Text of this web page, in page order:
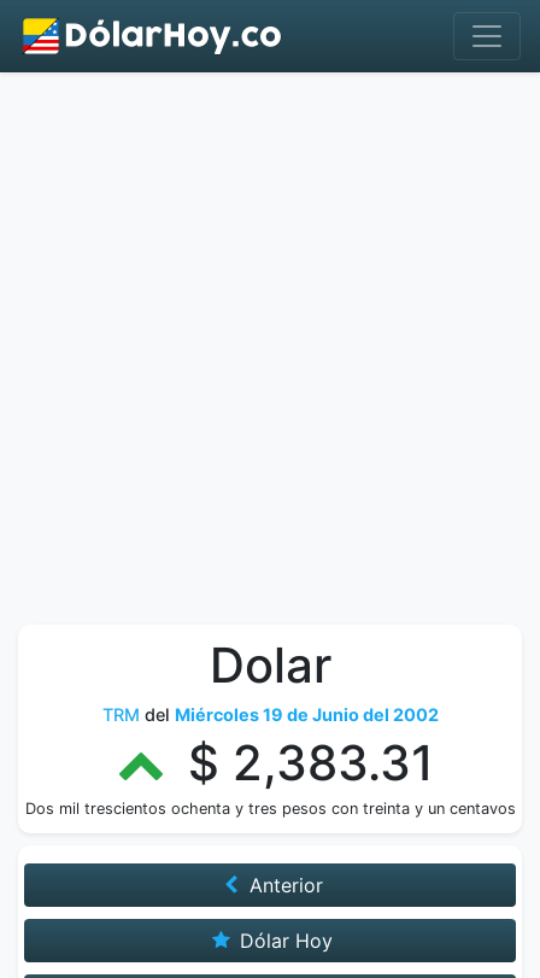
Dolar
TRM del Miércoles 19 de Junio del 2002
$ 2,383.31
Dos mil trescientos ochenta y tres pesos con treinta y un centavos
Anterior
Dólar Hoy